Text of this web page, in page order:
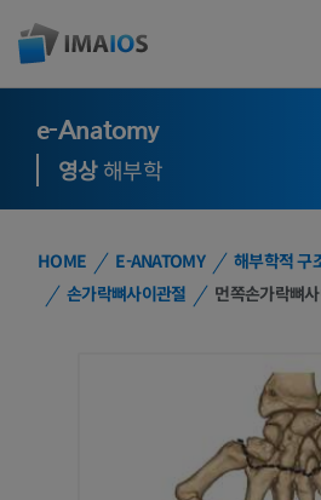
e-Anatomy
영상해부학
HOME E-ANATOMY 해부학적 구
손가락뼈사이관절
먼쪽손가락뼈